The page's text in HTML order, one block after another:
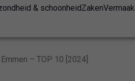
& schoonheidZakenVermaak
– TOP 10 [2024]